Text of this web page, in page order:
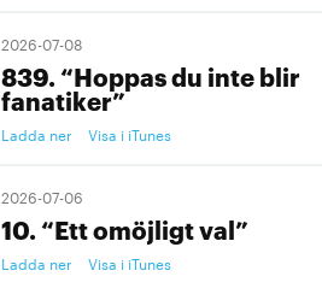
2026-07-08
839. “Hoppas du inte blir
fanatiker”
Ladda ner Visa i iTunes
2026-07-06
10. “Ett omöjligt val”
Ladda ner Visa i iTunes